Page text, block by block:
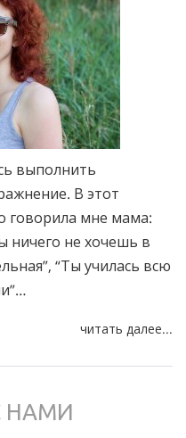
выполнить
В этот
говорила мне мама:
ничего не хочешь в
“Ты училась всю
читать далее...
НАМИ